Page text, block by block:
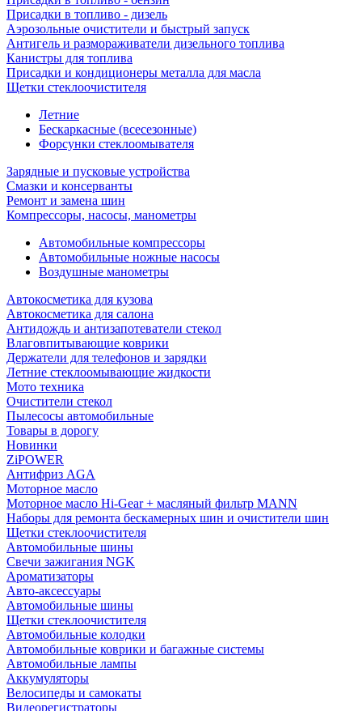
Присадки в топливо - дизель
Аэрозольные очистители и быстрый запуск
Антигель и размораживатели дизельного топлива
Канистры для топлива
Присадки и кондиционеры металла для масла
Щетки стеклоочистителя
Летние
Бескаркасные (всесезонные)
Форсунки стеклоомывателя
Зарядные и пусковые устройства
Смазки и консерванты
Ремонт и замена шин
Компрессоры, насосы, манометры
Автомобильные компрессоры
Автомобильные ножные насосы
Воздушные манометры
Автокосметика для кузова
Автокосметика для салона
Антидождь и антизапотеватели стекол
Влаговпитывающие коврики
Держатели для телефонов и зарядки
Летние стеклоомывающие жидкости
Мото техника
Очистители стекол
Пылесосы автомобильные
Товары в дорогу
Новинки
ZiPOWER
Антифриз AGA
Моторное масло
Моторное масло Hi-Gear + масляный фильтр MANN
Наборы для ремонта бескамерных шин и очистители шин
Щетки стеклоочистителя
Автомобильные шины
Свечи зажигания NGK
Ароматизаторы
Авто-аксессуары
Автомобильные шины
Щетки стеклоочистителя
Автомобильные колодки
Автомобильные коврики и багажные системы
Автомобильные лампы
Аккумуляторы
Велосипеды и самокаты
Видеорегистраторы